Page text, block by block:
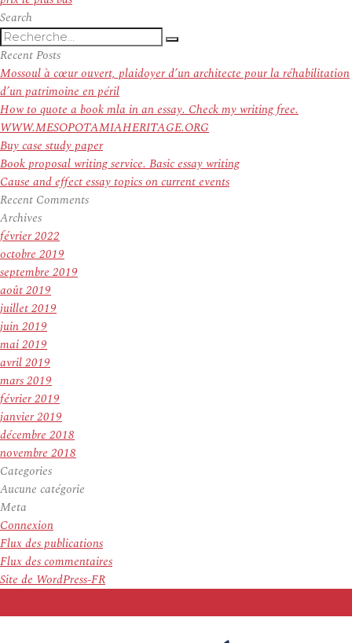
Search
Recherche
pour
:
Recherche
Recent Posts
Mossoul à cœur ouvert, plaidoyer d’un architecte pour la réhabilitation
d’un patrimoine en péril
How to quote a book mla in an essay. Check my writing free.
WWW.MESOPOTAMIAHERITAGE.ORG
Buy case study paper
Book proposal writing service. Basic essay writing
Cause and effect essay topics on current events
Recent Comments
Archives
février 2022
octobre 2019
septembre 2019
août 2019
juillet 2019
juin 2019
mai 2019
avril 2019
mars 2019
février 2019
janvier 2019
décembre 2018
novembre 2018
Categories
Aucune catégorie
Meta
Connexion
Flux des publications
Flux des commentaires
Site de WordPress-FR